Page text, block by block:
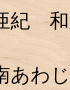
紀 和
じ